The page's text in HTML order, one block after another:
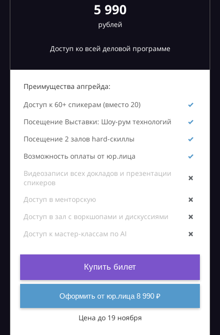
5 990
рублей
Доступ ко всей деловой программе
Преимущества апгрейда:
Доступ к 60+ спикерам (вместо 20)
Посещение Выставки: Шоу-рум технологий
Посещение 2 залов hard-скиллы
Возможность оплаты от юр.лица
Видеозаписи всех докладов и презентации
спикеров
Доступ в менторскую
Доступ в зал с воркшопами и дискуссиями
Доступ к мастер-классам по AI
Купить билет
Оформить от юр.лица 8 990 ₽
Цена до 19 ноября